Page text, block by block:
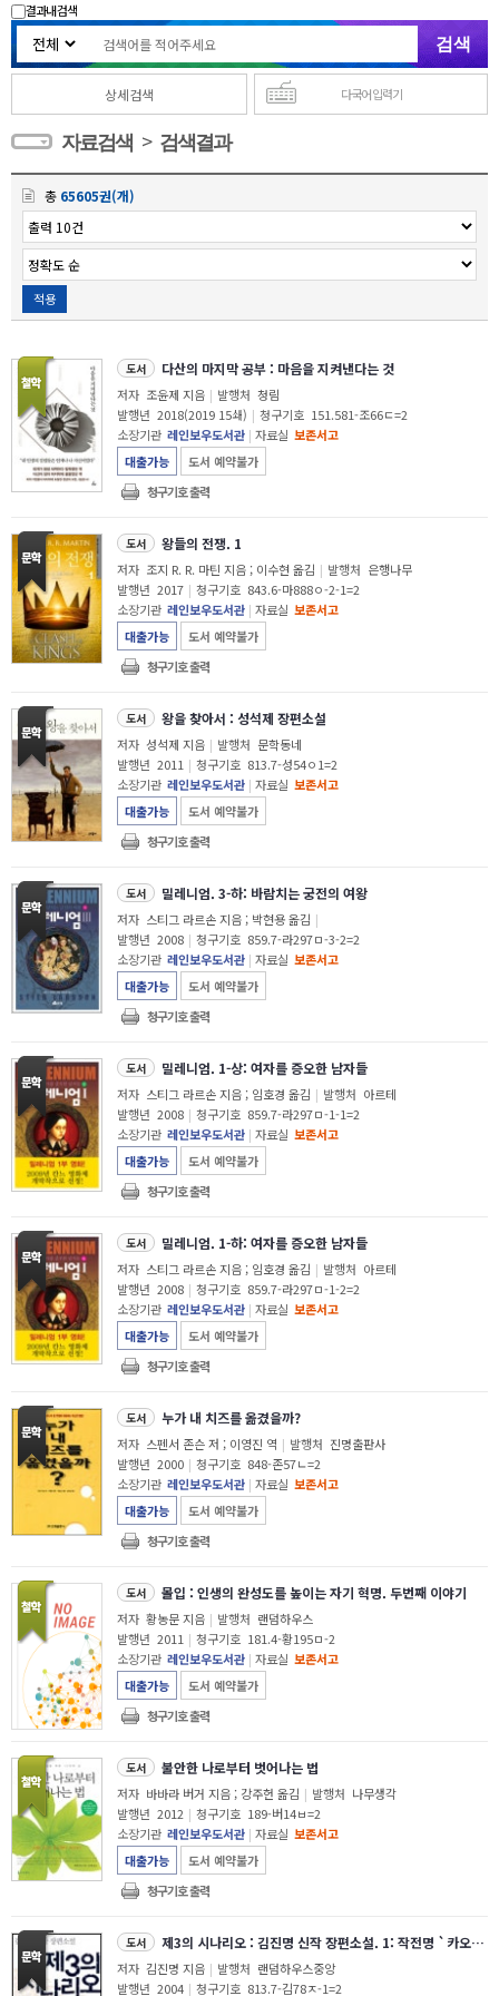
결과내 검색
상세검색 다국어 입력기
자료검색 > 검색결과
총 65605권(개)
적용
도서 다산의 마지막 공부 : 마음을 지켜낸다는 것
저자 조윤제 지음 | 발행처 청림
발행년 2018(2019 15쇄) | 청구기호 151.581-조66ㄷ=2
소장기관 레인보우도서관 | 자료실 보존서고
대출가능
도서 예약불가
청구기호 출력
도서 왕들의 전쟁. 1
저자 조지 R. R. 마틴 지음 ; 이수현 옮김 | 발행처 은행나무
발행년 2017 | 청구기호 843.6-마888ㅇ-2-1=2
소장기관 레인보우도서관 | 자료실 보존서고
대출가능
도서 예약불가
청구기호 출력
도서 왕을 찾아서 : 성석제 장편소설
저자 성석제 지음 | 발행처 문학동네
발행년 2011 | 청구기호 813.7-성54ㅇ1=2
소장기관 레인보우도서관 | 자료실 보존서고
대출가능
도서 예약불가
청구기호 출력
도서 밀레니엄. 3-하: 바람치는 궁전의 여왕
저자 스티그 라르손 지음 ; 박현용 옮김 |
발행년 2008 | 청구기호 859.7-라297ㅁ-3-2=2
소장기관 레인보우도서관 | 자료실 보존서고
대출가능
도서 예약불가
청구기호 출력
도서 밀레니엄. 1-상: 여자를 증오한 남자들
저자 스티그 라르손 지음 ; 임호경 옮김 | 발행처 아르테
발행년 2008 | 청구기호 859.7-라297ㅁ-1-1=2
소장기관 레인보우도서관 | 자료실 보존서고
대출가능
도서 예약불가
청구기호 출력
도서 밀레니엄. 1-하: 여자를 증오한 남자들
저자 스티그 라르손 지음 ; 임호경 옮김 | 발행처 아르테
발행년 2008 | 청구기호 859.7-라297ㅁ-1-2=2
소장기관 레인보우도서관 | 자료실 보존서고
대출가능
도서 예약불가
청구기호 출력
도서 누가 내 치즈를 옮겼을까?
저자 스펜서 존슨 저 ; 이영진 역 | 발행처 진명출판사
발행년 2000 | 청구기호 848-존57ㄴ=2
소장기관 레인보우도서관 | 자료실 보존서고
대출가능
도서 예약불가
청구기호 출력
도서 몰입 : 인생의 완성도를 높이는 자기 혁명. 두번째 이야기
저자 황농문 지음 | 발행처 랜덤하우스
발행년 2011 | 청구기호 181.4-황195ㅁ-2
소장기관 레인보우도서관 | 자료실 보존서고
대출가능
도서 예약불가
청구기호 출력
도서 불안한 나로부터 벗어나는 법
저자 바바라 버거 지음 ; 강주헌 옮김 | 발행처 나무생각
발행년 2012 | 청구기호 189-버14ㅂ=2
소장기관 레인보우도서관 | 자료실 보존서고
대출가능
도서 예약불가
청구기호 출력
도서 제3의 시나리오 : 김진명 신작 장편소설. 1: 작전명 `카오스`
저자 김진명 지음 | 발행처 랜덤하우스중앙
발행년 2004 | 청구기호 813.7-김78ㅈ-1=2